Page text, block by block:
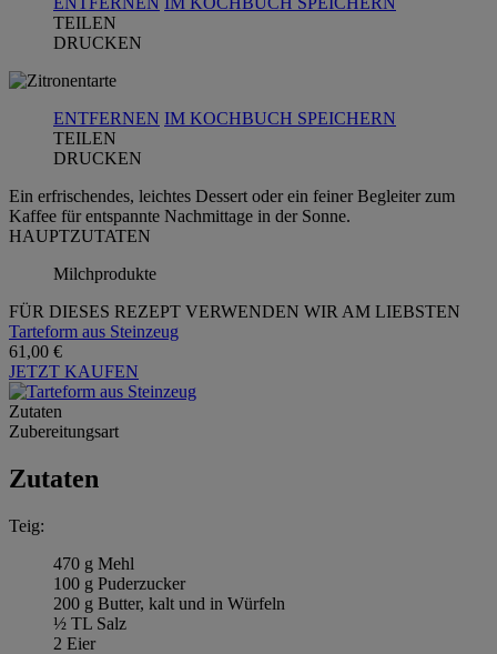
TEILEN
DRUCKEN
ENTFERNEN IM KOCHBUCH SPEICHERN
TEILEN
DRUCKEN
Ein erfrischendes, leichtes Dessert oder ein feiner Begleiter zum
Kaffee für entspannte Nachmittage in der Sonne.
HAUPTZUTATEN
Milchprodukte
FÜR DIESES REZEPT VERWENDEN WIR AM LIEBSTEN
Tarteform aus Steinzeug
61,00 €
JETZT KAUFEN
Zutaten
Zubereitungsart
Zutaten
Teig:
470 g Mehl
100 g Puderzucker
200 g Butter, kalt und in Würfeln
½ TL Salz
2 Eier